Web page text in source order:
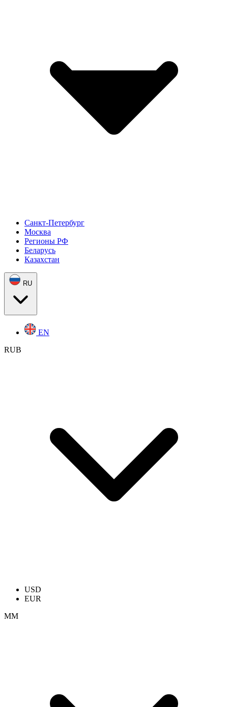
Санкт-Петербург
Москва
Регионы РФ
Беларусь
Казахстан
RU
EN
RUB
USD
EUR
ММ